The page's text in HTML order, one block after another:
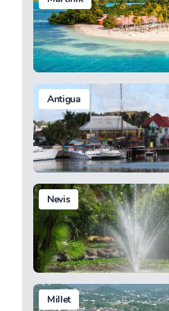
Antigua
Nevis
Millet